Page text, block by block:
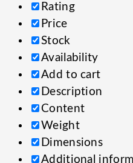
Rating
Price
Stock
Availability
Add to cart
Description
Content
Weight
Dimensions
Additional